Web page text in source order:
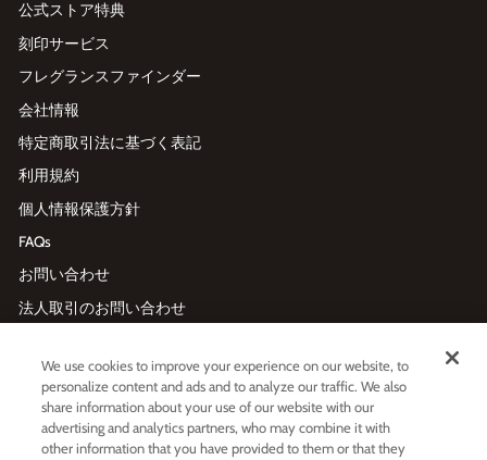
公式ストア特典
刻印サービス
フレグランスファインダー
会社情報
特定商取引法に基づく表記
利用規約
個人情報保護方針
FAQs
お問い合わせ
法人取引のお問い合わせ
メールマガジン登録
利用規約およびプライバシーポリシーに同意する
We use cookies to improve your experience on our website, to
personalize content and ads and to analyze our traffic. We also
share information about your use of our website with our
advertising and analytics partners, who may combine it with
other information that you have provided to them or that they